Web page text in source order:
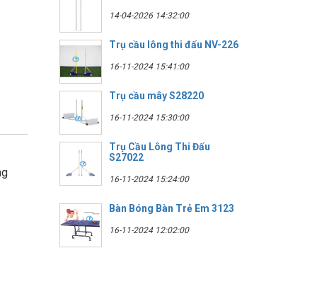
14-04-2026 14:32:00
Trụ cầu lông thi đấu NV-226
16-11-2024 15:41:00
Trụ cầu mây S28220
16-11-2024 15:30:00
Trụ Cầu Lông Thi Đấu
S27022
16-11-2024 15:24:00
Bàn Bóng Bàn Trẻ Em 3123
16-11-2024 12:02:00